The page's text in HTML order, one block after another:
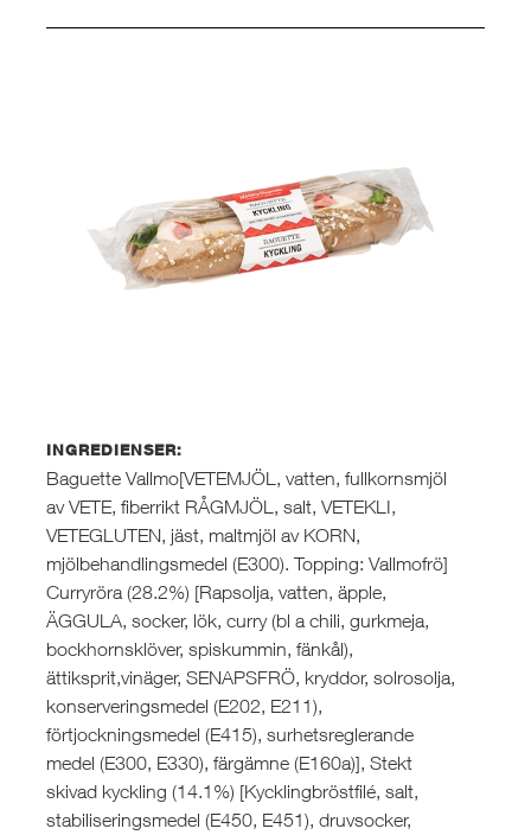
INGREDIENSER:
Baguette Vallmo[VETEMJÖL, vatten, fullkornsmjöl
av VETE, fiberrikt RÅGMJÖL, salt, VETEKLI,
VETEGLUTEN, jäst, maltmjöl av KORN,
mjölbehandlingsmedel (E300). Topping: Vallmofrö]
Curryröra (28.2%) [Rapsolja, vatten, äpple,
ÄGGULA, socker, lök, curry (bl a chili, gurkmeja,
bockhornsklöver, spiskummin, fänkål),
ättiksprit,vinäger, SENAPSFRÖ, kryddor, solrosolja,
konserveringsmedel (E202, E211),
förtjockningsmedel (E415), surhetsreglerande
medel (E300, E330), färgämne (E160a)], Stekt
skivad kyckling (14.1%) [Kycklingbröstfilé, salt,
stabiliseringsmedel (E450, E451), druvsocker,